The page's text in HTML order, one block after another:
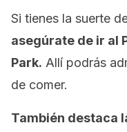
Si tienes la suerte
asegúrate de ir al
Park. Allí podrás
de comer.
También destaca